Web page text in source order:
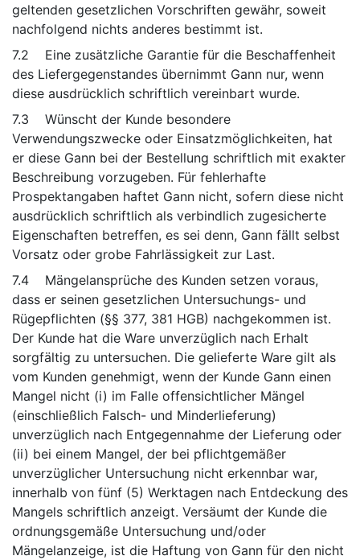
geltenden gesetzlichen Vorschriften gewähr, soweit
nachfolgend nichts anderes bestimmt ist.
7.2 Eine zusätzliche Garantie für die Beschaffenheit
des Liefergegenstandes übernimmt Gann nur, wenn
diese ausdrücklich schriftlich vereinbart wurde.
7.3 Wünscht der Kunde besondere
Verwendungszwecke oder Einsatzmöglichkeiten, hat
er diese Gann bei der Bestellung schriftlich mit exakter
Beschreibung vorzugeben. Für fehlerhafte
Prospektangaben haftet Gann nicht, sofern diese nicht
ausdrücklich schriftlich als verbindlich zugesicherte
Eigenschaften betreffen, es sei denn, Gann fällt selbst
Vorsatz oder grobe Fahrlässigkeit zur Last.
7.4 Mängelansprüche des Kunden setzen voraus,
dass er seinen gesetzlichen Untersuchungs- und
Rügepflichten (§§ 377, 381 HGB) nachgekommen ist.
Der Kunde hat die Ware unverzüglich nach Erhalt
sorgfältig zu untersuchen. Die gelieferte Ware gilt als
vom Kunden genehmigt, wenn der Kunde Gann einen
Mangel nicht (i) im Falle offensichtlicher Mängel
(einschließlich Falsch- und Minderlieferung)
unverzüglich nach Entgegennahme der Lieferung oder
(ii) bei einem Mangel, der bei pflichtgemäßer
unverzüglicher Untersuchung nicht erkennbar war,
innerhalb von fünf (5) Werktagen nach Entdeckung des
Mangels schriftlich anzeigt. Versäumt der Kunde die
ordnungsgemäße Untersuchung und/oder
Mängelanzeige, ist die Haftung von Gann für den nicht